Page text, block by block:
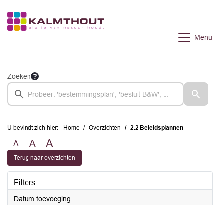
Ga naar de inhoud van deze pagina
Ga naar het zoeken
Ga naar het menu
Menu
Zoeken
U bevindt zich hier: Home Overzichten 2.2 Beleidsplannen
A A A
Terug naar overzichten
Filters
Datum toevoeging